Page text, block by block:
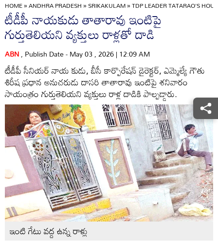
HOME»ANDHRA PRADESH»SRIKAKULAM»TDP LEADER TATARAO'S
టీడీపీ నాయకుడు తాతారావు ఇంటిపై
గుర్తుతెలియని వ్యక్తులు రాళ్లతో దాడి
ABN, Publish Date - May 03 , 2026 | 12:09 AM
టీడీపీ సీనియర్‌ నాయ కుడు, బీసీ కార్పొరేషన్‌ డైరెక్టర్‌, ఎమ్మెల్యే గౌతు
శిరీష ప్రధాన అనుచరుడు దాసరి తాతారావు ఇంటిపై శనివారం
సాయంత్రం గుర్తుతెలియని వ్యక్తులు రాళ్ల దాడికి పాల్పడ్డారు.
ఇంటి గేటు వద్ద ఉన్న రాళ్లు